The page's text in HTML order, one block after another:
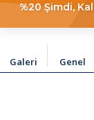
%20 Şimdi,
Galeri Genel